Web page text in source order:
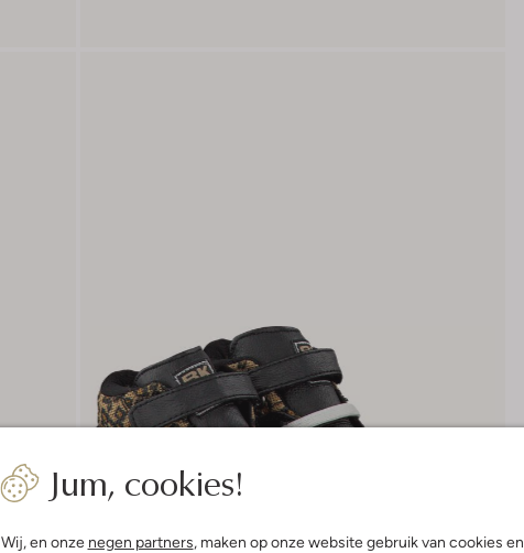
Jum, cookies!
Wij, en onze negen partners, maken op onze website gebruik van cookies en